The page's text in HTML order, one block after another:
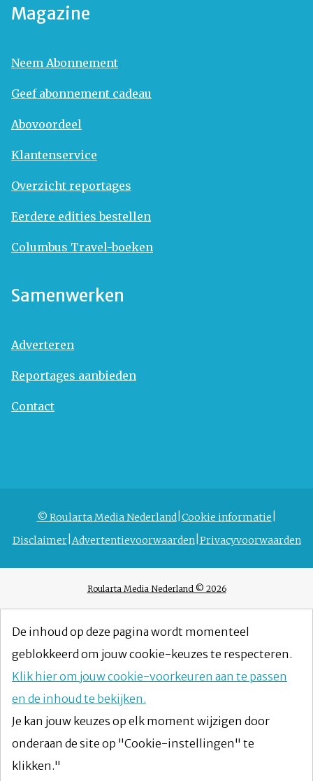
Magazine
Neem Abonnement
Geef abonnement cadeau
Abovoordeel
Klantenservice
Overzicht reportages
Eerdere edities bestellen
Columbus Travel-boeken
Samenwerken
Adverteren
Reportages aanbieden
Contact
© Roularta Media Nederland Cookie informatie
Disclaimer Advertentievoorwaarden Privacyvoorwaarden
Roularta Media Nederland © 2026
De inhoud op deze pagina wordt momenteel
geblokkeerd om jouw cookie-keuzes te respecteren.
Klik hier om jouw cookie-voorkeuren aan te passen
en de inhoud te bekijken.
Je kan jouw keuzes op elk moment wijzigen door
onderaan de site op "Cookie-instellingen" te
klikken."